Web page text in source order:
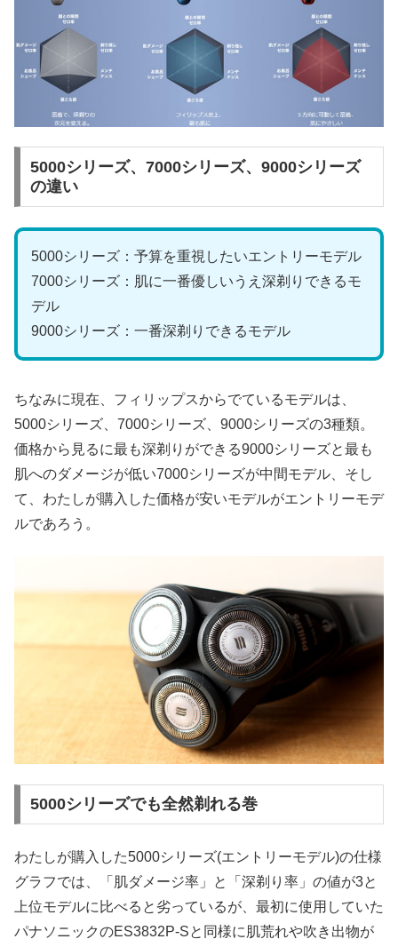
5000シリーズ、7000シリーズ、9000シリーズ
の違い
5000シリーズ：予算を重視したいエントリーモデル
7000シリーズ：肌に一番優しいうえ深剃りできるモ
デル
9000シリーズ：一番深剃りできるモデル
ちなみに現在、フィリップスからでているモデルは、
5000シリーズ、7000シリーズ、9000シリーズの3種類。
価格から見るに最も深剃りができる9000シリーズと最も
肌へのダメージが低い7000シリーズが中間モデル、そし
て、わたしが購入した価格が安いモデルがエントリーモデ
ルであろう。
5000シリーズでも全然剃れる巻
わたしが購入した5000シリーズ(エントリーモデル)の仕様
グラフでは、「肌ダメージ率」と「深剃り率」の値が3と
上位モデルに比べると劣っているが、最初に使用していた
パナソニックのES3832P-Sと同様に肌荒れや吹き出物が